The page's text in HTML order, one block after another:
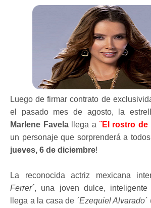
Luego de firmar contrato de
el pasado mes de agosto, la
Marlene Favelallega a ¨El rostro de
un personaje que sorprenderá a
jueves, 6 de diciembre!
La reconocida actriz mexicana
Ferrer´, una joven dulce,
llega a la casa de ´Ezequiel Alvarado´